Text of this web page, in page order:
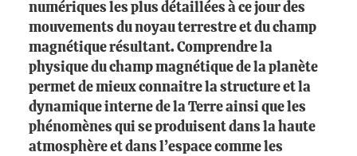
numériques les plus détaillées à ce jour des
mouvements du noyau terrestre et du champ
magnétique résultant. Comprendre la
physique du champ magnétique de la planète
permet de mieux connaitre la structure et la
dynamique interne de la Terre ainsi que les
phénomènes qui se produisent dans la haute
atmosphère et dans l’espace comme les